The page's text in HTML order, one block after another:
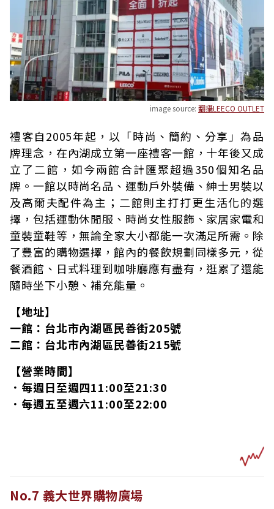
image source: 翻攝LEECO OUTLET
禮客自2005年起，以「時尚、簡約、分享」為品
牌理念，在內湖成立第一座禮客一館，十年後又成
立了二館，如今兩館合計匯聚超過350個知名品
牌。一館以時尚名品、運動戶外裝備、紳士男裝以
及高爾夫配件為主；二館則主打打更生活化的選
擇，包括運動休閒服、時尚女性服飾、家居家電和
童裝童鞋等，無論全家大小都能一次滿足所需。除
了豐富的購物選擇，館內的餐飲規劃同樣多元，從
餐酒館、日式料理到咖啡廳應有盡有，逛累了還能
隨時坐下小憩、補充能量。
【地址】
一館：台北市內湖區民善街205號
二館：台北市內湖區民善街215號
【營業時間】
．每週日至週四11:00至21:30
．每週五至週六11:00至22:00
No.7 義大世界購物廣場